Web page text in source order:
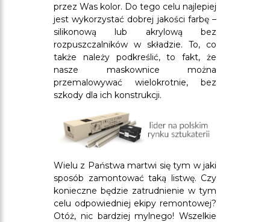
przez Was kolor. Do tego celu najlepiej
jest wykorzystać dobrej jakości farbę –
silikonową lub akrylową bez
rozpuszczalników w składzie. To, co
także należy podkreślić, to fakt, że
nasze maskownice można
przemalowywać wielokrotnie, bez
szkody dla ich konstrukcji.
Wielu z Państwa martwi się tym w jaki
sposób zamontować taką listwę. Czy
konieczne będzie zatrudnienie w tym
celu odpowiedniej ekipy remontowej?
Otóż, nic bardziej mylnego! Wszelkie